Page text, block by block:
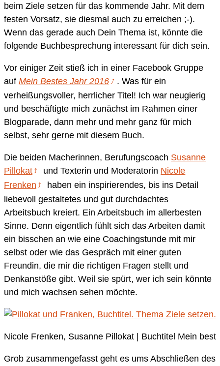
beim Ziele setzen für das kommende Jahr. Mit dem
festen Vorsatz, sie diesmal auch zu erreichen ;-).
Wenn das gerade auch Dein Thema ist, könnte die
folgende Buchbesprechung interessant für dich sein.
Vor einiger Zeit stieß ich in einer Facebook Gruppe
auf Mein Bestes Jahr 2016
. Was für ein
verheißungsvoller, herrlicher Titel! Ich war neugierig
und beschäftigte mich zunächst im Rahmen einer
Blogparade, dann mehr und mehr ganz für mich
selbst, sehr gerne mit diesem Buch.
Die beiden Macherinnen, Berufungscoach Susanne
Pillokat
und Texterin und Moderatorin Nicole
Frenken
haben ein inspirierendes, bis ins Detail
liebevoll gestaltetes und gut durchdachtes
Arbeitsbuch kreiert. Ein Arbeitsbuch im allerbesten
Sinne. Denn eigentlich fühlt sich das Arbeiten damit
ein bisschen an wie eine Coachingstunde mit mir
selbst oder wie das Gespräch mit einer guten
Freundin, die mir die richtigen Fragen stellt und
Denkanstöße gibt. Weil sie spürt, wer ich sein könnte
und mich wachsen sehen möchte.
Nicole Frenken, Susanne Pillokat | Buchtitel Mein
Grob zusammengefasst geht es ums Abschließen des